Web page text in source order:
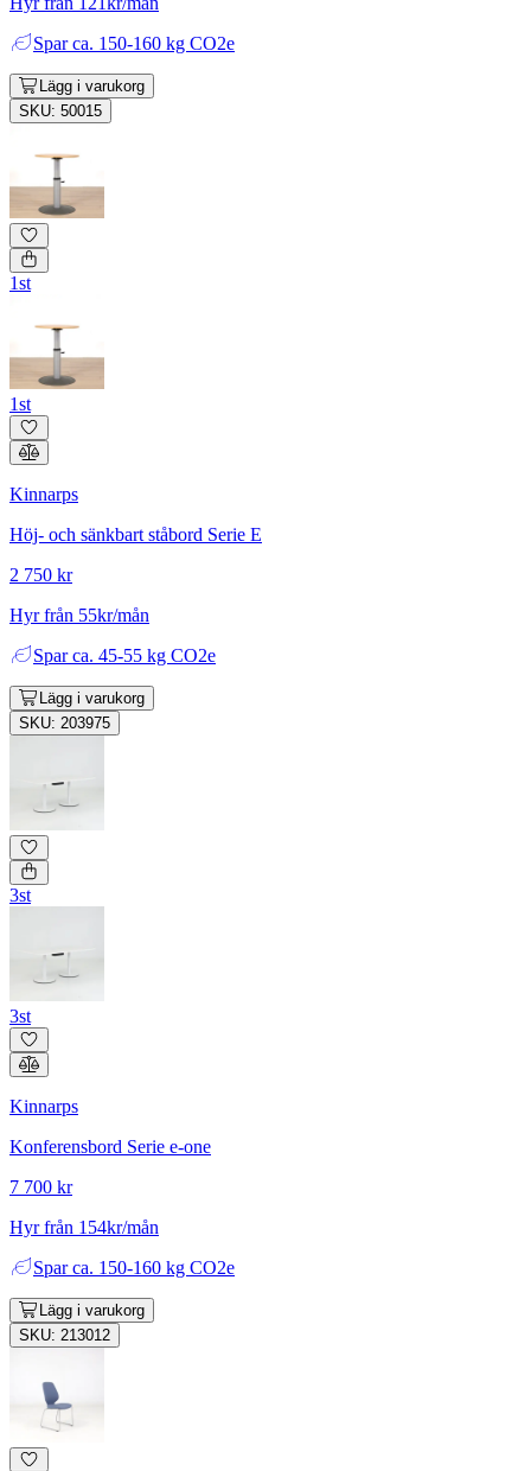
Spar ca. 150-160 kg CO2e
Lägg i varukorg
SKU: 50015
1st
1st
Kinnarps
Höj- och sänkbart ståbord Serie E
2 750 kr
Hyr från 55kr/mån
Spar ca. 45-55 kg CO2e
Lägg i varukorg
SKU: 203975
3st
3st
Kinnarps
Konferensbord Serie e-one
7 700 kr
Hyr från 154kr/mån
Spar ca. 150-160 kg CO2e
Lägg i varukorg
SKU: 213012